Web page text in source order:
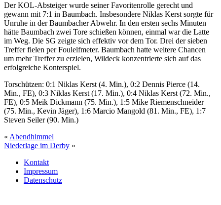
Der KOL-Absteiger wurde seiner Favoritenrolle gerecht und
gewann mit 7:1 in Baumbach. Insbesondere Niklas Kerst sorgte für
Unruhe in der Baumbacher Abwehr. In den ersten sechs Minuten
hätte Baumbach zwei Tore schießen können, einmal war die Latte
im Weg. Die SG zeigte sich effektiv vor dem Tor. Drei der sieben
Treffer fielen per Foulelfmeter. Baumbach hatte weitere Chancen
um mehr Treffer zu erzielen, Wildeck konzentrierte sich auf das
erfolgreiche Konterspiel.
Torschützen: 0:1 Niklas Kerst (4. Min.), 0:2 Dennis Pierce (14.
Min., FE), 0:3 Niklas Kerst (17. Min.), 0:4 Niklas Kerst (72. Min.,
FE), 0:5 Meik Dickmann (75. Min.), 1:5 Mike Riemenschneider
(75. Min., Kevin Jäger), 1:6 Marcio Mangold (81. Min., FE), 1:7
Steven Seiler (90. Min.)
« Abendhimmel
Niederlage im Derby »
Kontakt
Impressum
Datenschutz